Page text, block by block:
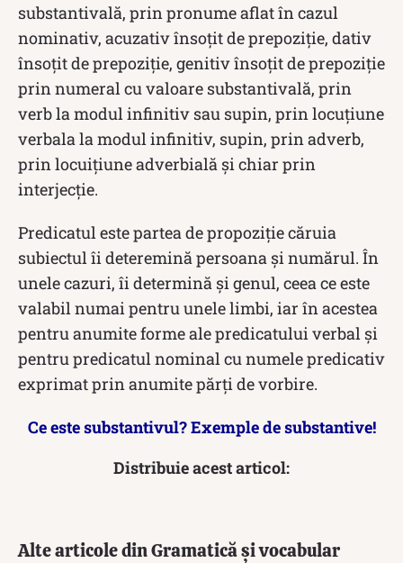
substantivală, prin pronume aflat în cazul
nominativ, acuzativ însoțit de prepoziție, dativ
însoțit de prepoziție, genitiv însoțit de prepoziție
prin numeral cu valoare substantivală, prin
verb la modul infinitiv sau supin, prin locuțiune
verbala la modul infinitiv, supin, prin adverb,
prin locuițiune adverbială și chiar prin
interjecție.
Predicatul este partea de propoziție căruia
subiectul îi deteremină persoana și numărul. În
unele cazuri, îi determină și genul, ceea ce este
valabil numai pentru unele limbi, iar în acestea
pentru anumite forme ale predicatului verbal și
pentru predicatul nominal cu numele predicativ
exprimat prin anumite părți de vorbire.
Ce este substantivul? Exemple de substantive!
Distribuie acest articol:
Alte articole din Gramatică și vocabular